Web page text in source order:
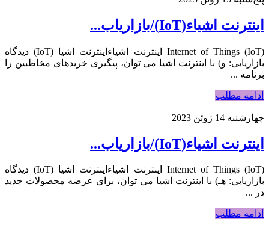
اینترنت اشیاء(IoT)/بازاریاب...
Internet of Things (IoT) اینترنت اشیاءاینترنت اشیا (IoT) دیدگاه
بازاریابی: و) با اینترنت اشیا می توان، پیگیری خریدهای مخاطبین را
برنامه ...
ادامه مطلب
چهارشنبه 14 ژوئن 2023
اینترنت اشیاء(IoT)/بازاریاب...
Internet of Things (IoT) اینترنت اشیاءاینترنت اشیا (IoT) دیدگاه
بازاریابی: هـ) با اینترنت اشیا می توان، برای عرضه محصولات جدید
در ...
ادامه مطلب